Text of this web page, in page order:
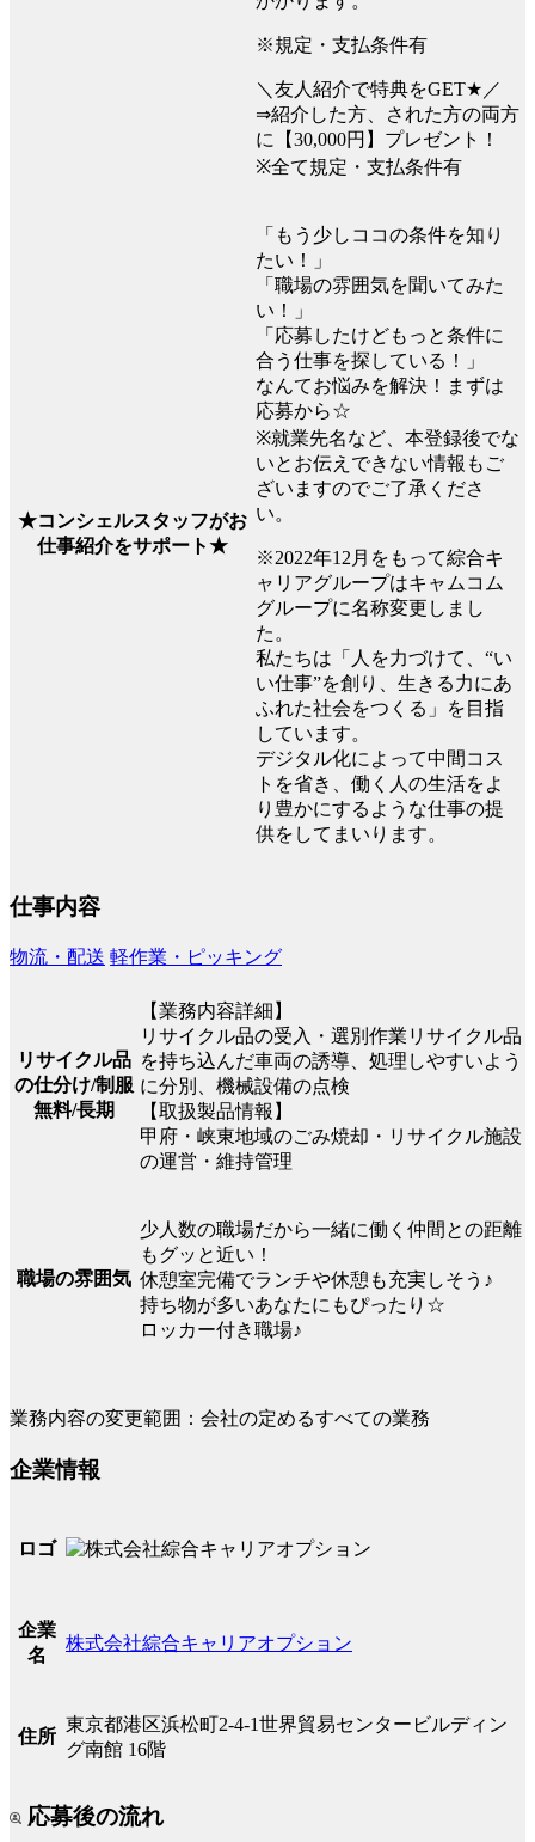
※規定・支払条件有
＼友人紹介で特典をGET★／
⇒紹介した方、された方の両方
に【30,000円】プレゼント！
※全て規定・支払条件有
★コンシェルスタッフがお
仕事紹介をサポート★
「もう少しココの条件を知り
たい！」
「職場の雰囲気を聞いてみた
い！」
「応募したけどもっと条件に
合う仕事を探している！」
なんてお悩みを解決！まずは
応募から☆
※就業先名など、本登録後でな
いとお伝えできない情報もご
ざいますのでご了承くださ
い。
※2022年12月をもって綜合キ
ャリアグループはキャムコム
グループに名称変更しまし
た。
私たちは「人を力づけて、“い
い仕事”を創り、生きる力にあ
ふれた社会をつくる」を目指
しています。
デジタル化によって中間コス
トを省き、働く人の生活をよ
り豊かにするような仕事の提
供をしてまいります。
仕事内容
物流・配送 軽作業・ピッキング
リサイクル品
の仕分け/制服
無料/長期
【業務内容詳細】
リサイクル品の受入・選別作業リサイクル品
を持ち込んだ車両の誘導、処理しやすいよう
に分別、機械設備の点検
【取扱製品情報】
甲府・峡東地域のごみ焼却・リサイクル施設
の運営・維持管理
職場の雰囲気
少人数の職場だから一緒に働く仲間との距離
もグッと近い！
休憩室完備でランチや休憩も充実しそう♪
持ち物が多いあなたにもぴったり☆
ロッカー付き職場♪
業務内容の変更範囲：会社の定めるすべての業務
企業情報
ロゴ
企業
名
株式会社綜合キャリアオプション
住所
東京都港区浜松町2-4-1世界貿易センタービルディン
グ南館 16階
応募後の流れ